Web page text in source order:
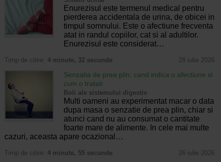
Enurezisul este termenul medical pentru
pierderea accidentala de urina, de obicei in
timpul somnului. Este o afectiune frecventa
atat in randul copiilor, cat si al adultilor.
Enurezisul este considerat…
Timp de citire: 4 minute, 32 secunde 28 iulie 2026
Senzatia de prea plin: cand indica o afectiune si
cum o tratati
Boli ale sistemului digestiv
Multi oameni au experimentat macar o data
dupa masa o senzatie de prea plin, chiar si
atunci cand nu au consumat o cantitate
foarte mare de alimente. In cele mai multe
cazuri, aceasta apare ocazional…
Timp de citire: 4 minute, 55 secunde 26 iulie 2026